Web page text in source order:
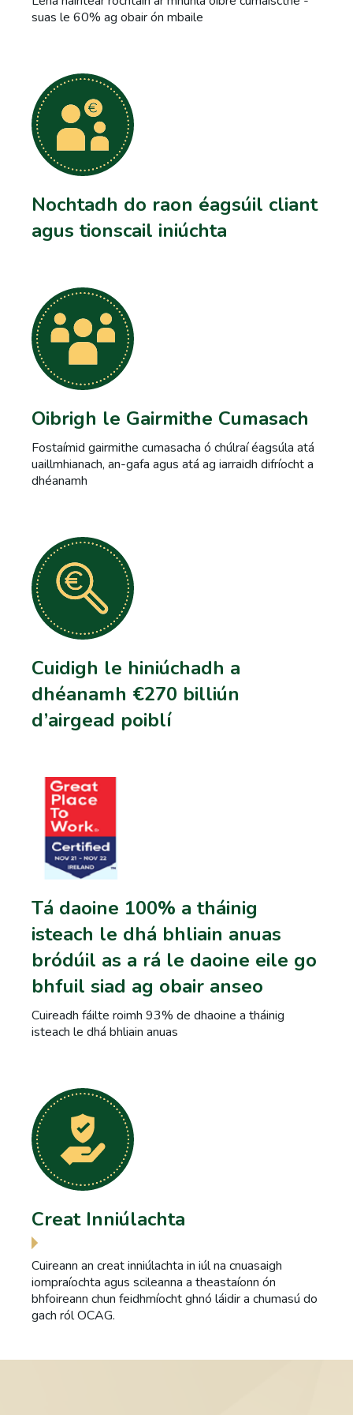
suas le 60% ag obair ón mbaile
Nochtadh do raon éagsúil cliant
agus tionscail iniúchta
Oibrigh le Gairmithe Cumasach
Fostaímid gairmithe cumasacha ó chúlraí éagsúla atá
uaillmhianach, an-gafa agus atá ag iarraidh difríocht a
dhéanamh
Cuidigh le hiniúchadh a
dhéanamh €270 billiún
d’airgead poiblí
Tá daoine 100% a tháinig
isteach le dhá bhliain anuas
bródúil as a rá le daoine eile go
bhfuil siad ag obair anseo
Cuireadh fáilte roimh 93% de dhaoine a tháinig
isteach le dhá bhliain anuas
Creat Inniúlachta
Cuireann an creat inniúlachta in iúl na cnuasaigh
iompraíochta agus scileanna a theastaíonn ón
bhfoireann chun feidhmíocht ghnó láidir a chumasú do
gach ról OCAG.
Mark Scully, Bainisteoir Iniúchta, Rannán Tuairiscithe
Mark Scully, Bainisteoir Iniúchta, Rannán
Tuairiscithe
Olayinka Akinkuolie, Iniúchóir, Earnáil Leath-Stáit